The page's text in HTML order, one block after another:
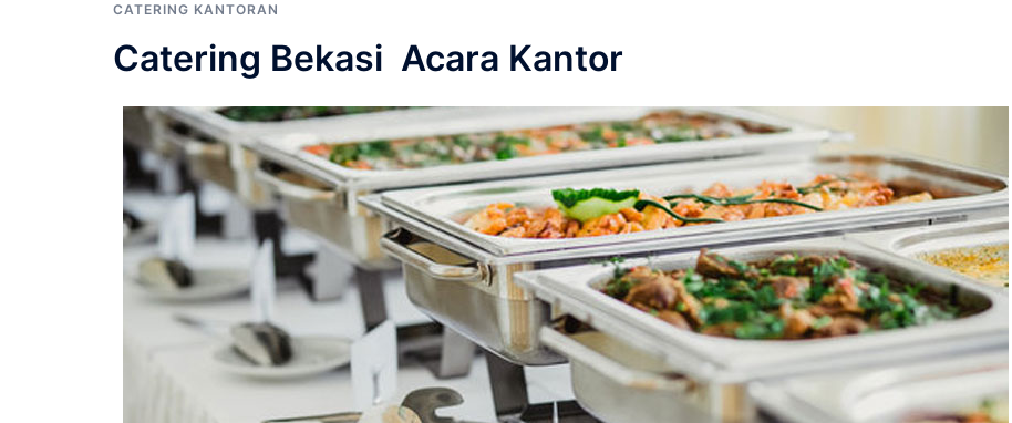
CATERING KANTORAN
Catering Bekasi Acara Kantor